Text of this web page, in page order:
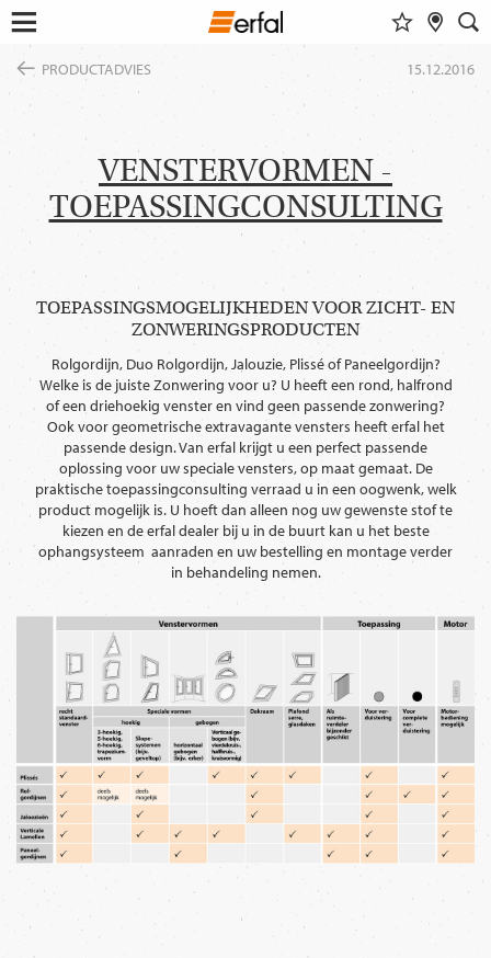
inhoud
Menu
openen
FAVORIETEN
DEALER VINDEN
GoogleMaps
Einmalig erlauben
ZOEKVELD
DESIGN & INSPIRATIE
STOFDESIGN VINDEN
WOONINSPIRATIE
KLEURENGROEPZOEKER
PRODUCTEN
ZONWERING
HORREN (INSECTENWERING)
GORDIJNSTANGEN & RAILS
ONDERNEMING
DE ERFAL APPS
SERVICE
OVER ERFAL
BEURZEN
VERENIGINGEN & SAMENWERKINGSPARTNERS
ROUTEBESCHRIJVING
CONTACT
MAGAZINE
BOUWEN & WONEN
PRODUCTADVIES
IDEEËN, TIPS & TRENDS
Architectenportaal
WIJZIGEN
NL
PRODUCTADVIES 15.12.2016
VENSTERVORMEN -
TOEPASSINGCONSULTING
TOEPASSINGSMOGELIJKHEDEN VOOR ZICHT- EN
ZONWERINGSPRODUCTEN
Rolgordijn, Duo Rolgordijn, Jalouzie, Plissé of Paneelgordijn?
Welke is de juiste Zonwering voor u? U heeft een rond, halfrond
of een driehoekig venster en vind geen passende zonwering?
Ook voor geometrische extravagante vensters heeft erfal het
passende design. Van erfal krijgt u een perfect passende
oplossing voor uw speciale vensters, op maat gemaat. De
praktische toepassingconsulting verraad u in een oogwenk, welk
product mogelijk is. U hoeft dan alleen nog uw gewenste stof te
kiezen en de erfal dealer bij u in de buurt kan u het beste
ophangsysteem aanraden en uw bestelling en montage verder
in behandeling nemen.